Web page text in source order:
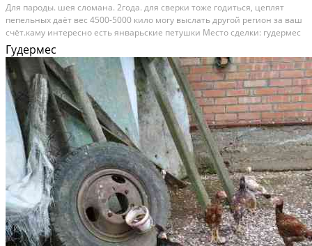
Для пароды. шея сломана. 2года. для сверки тоже годиться, цеплят
пепельных даёт вес 4500-5000 кило могу выслать другой регион за ваш
счёт.каму интересно есть январьские петушки Место сделки: гудермес
Гудермес